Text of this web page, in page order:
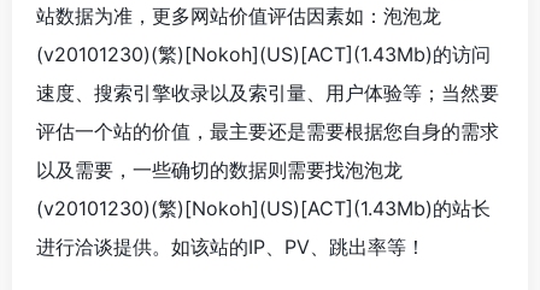
站数据为准，更多网站价值评估因素如：泡泡龙
(v20101230)(繁)[Nokoh](US)[ACT](1.43Mb)的访问
速度、搜索引擎收录以及索引量、用户体验等；当然要
评估一个站的价值，最主要还是需要根据您自身的需求
以及需要，一些确切的数据则需要找泡泡龙
(v20101230)(繁)[Nokoh](US)[ACT](1.43Mb)的站长
进行洽谈提供。如该站的IP、PV、跳出率等！